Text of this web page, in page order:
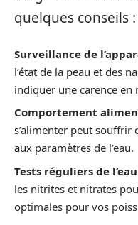
quelques conseils :
Surveillance de
l’état de la peau et des
indiquer une carence en
Comportement
s’alimenter peut souffrir
aux paramètres de l’eau.
Tests réguliers de l’eau
les nitrites et nitrates
optimales pour vos